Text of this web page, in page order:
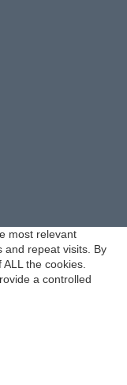
most relevant
and repeat visits. By
the cookies.
a controlled